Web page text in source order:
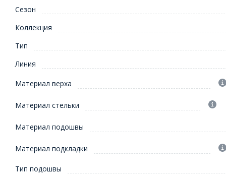
Сезон
Коллекция
Тип
Линия
Материал верха
Материал стельки
Материал подошвы
Материал подкладки
Тип подошвы